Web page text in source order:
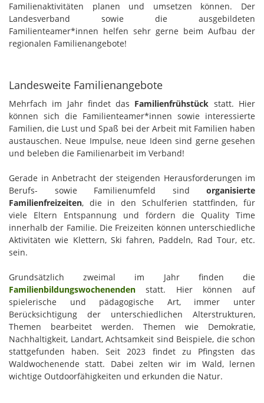
Familienaktivitäten planen und umsetzen können. Der
Landesverband sowie die ausgebildeten
Familienteamer*innen helfen sehr gerne beim Aufbau der
regionalen Familienangebote!
Landesweite Familienangebote
Mehrfach im Jahr findet das Familienfrühstück statt. Hier
können sich die Familienteamer*innen sowie interessierte
Familien, die Lust und Spaß bei der Arbeit mit Familien haben
austauschen. Neue Impulse, neue Ideen sind gerne gesehen
und beleben die Familienarbeit im Verband!
Gerade in Anbetracht der steigenden Herausforderungen im
Berufs- sowie Familienumfeld sind organisierte
Familienfreizeiten, die in den Schulferien stattfinden, für
viele Eltern Entspannung und fördern die Quality Time
innerhalb der Familie. Die Freizeiten können unterschiedliche
Aktivitäten wie Klettern, Ski fahren, Paddeln, Rad Tour, etc.
sein.
Grundsätzlich zweimal im Jahr finden die
Familienbildungswochenenden statt. Hier können auf
spielerische und pädagogische Art, immer unter
Berücksichtigung der unterschiedlichen Alterstrukturen,
Themen bearbeitet werden. Themen wie Demokratie,
Nachhaltigkeit, Landart, Achtsamkeit sind Beispiele, die schon
stattgefunden haben. Seit 2023 findet zu Pfingsten das
Waldwochenende statt. Dabei zelten wir im Wald, lernen
wichtige Outdoorfähigkeiten und erkunden die Natur.